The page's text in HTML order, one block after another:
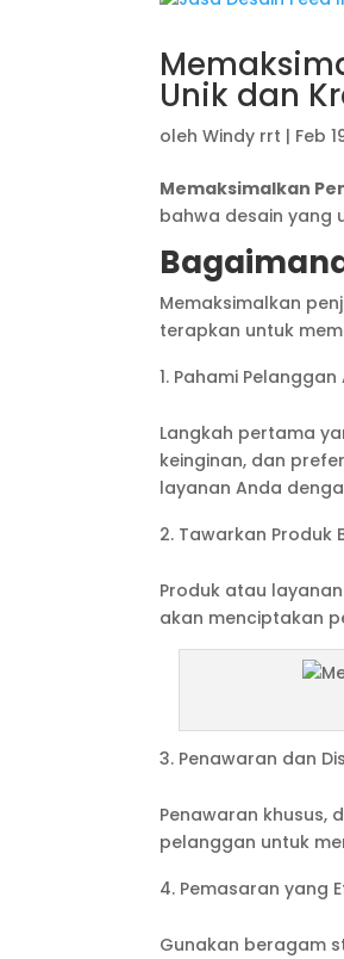
Unik dan
olehWindy rrt | Feb
Memaksimalkan
bahwa desain yang
Memaksimalkan
terapkan untuk
Pahami Pelanggan
Langkah pertama
keinginan, dan
layanan Anda
Tawarkan Produk
Produk atau
akan menciptakan
Penawaran dan
Penawaran khusus,
pelanggan untuk
Pemasaran yang
Gunakan beragam